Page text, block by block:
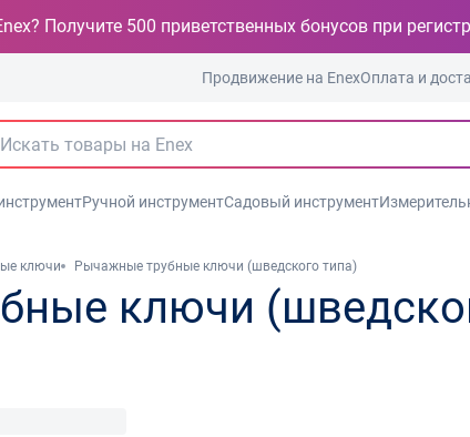
Получите 500 приветственных бонусов при
Продвижение на EnexОплата и
Ручной инструментСадовый инструмент
ключи Рычажные трубные ключи (шведского типа)
ключи